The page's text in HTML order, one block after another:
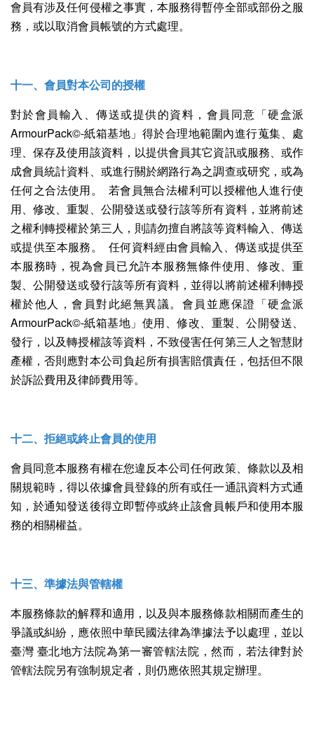
會員有涉及任何侵權之事實，本服務得暫停全部或部份之服
務，或以取消會員帳號的方式處理。
十一、會員對本公司的授權
對於會員輸入、傳送或提供的資料，會員同意「硬盒派
ArmourPack©-紙箱基地」得於合理地範圍內進行蒐集、處
理、保存及使用該資料，以提供會員其它資訊或服務、或作
成會員統計資料、或進行關於網路行為之調查或研究，或為
任何之合法使用。 若會員無合法權利可以授權他人進行使
用、修改、重製、公開發送或發行該等所有資料，並將前述
之權利轉授權於第三人，則請勿擅自將該等資料輸入、傳送
或提供至本服務。 任何資料經由會員輸入、傳送或提供至
本服務時，視為會員已允許本服務無條件使用、修改、重
製、公開發送或發行該等所有資料，並得以將前述權利轉授
權於他人，會員對此絕無異議。會員並應保證「硬盒派
ArmourPack©-紙箱基地」使用、修改、重製、公開發送、
發行，以及轉授權該等資料，不致侵害任何第三人之智慧財
產權，否則應對本公司負起所有損害賠償責任，包括但不限
於訴訟費用及律師費用等。
十二、拒絕或終止會員的使用
會員同意本服務有權在您違反本公司任何政策、條款以及相
關規範時，得以依據會員登錄的所有或任一通訊資料方式通
知，於通知發送後得立即暫停或終止該會員帳戶和使用本服
務的相關權益。
十三、準據法與管轄權
本服務條款的解釋和適用，以及與本服務條款相關而產生的
爭議或糾紛，應依照中華民國法律為準據法予以處理，並以
臺灣 臺北地方法院為第一審管轄法院，然而，若法律對於
管轄法院另有強制規定者，則仍應依照其規定辦理。